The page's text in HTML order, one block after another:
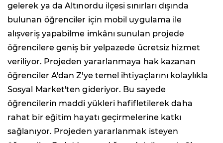
gelerek ya da Altınordu ilçesi sınırları dışında
bulunan öğrenciler için mobil uygulama ile
alışveriş yapabilme imkânı sunulan projede
öğrencilere geniş bir yelpazede ücretsiz hizmet
veriliyor. Projeden yararlanmaya hak kazanan
öğrenciler A'dan Z'ye temel ihtiyaçlarını kolaylıkla
Sosyal Market'ten gideriyor. Bu sayede
öğrencilerin maddi yükleri hafifletilerek daha
rahat bir eğitim hayatı geçirmelerine katkı
sağlanıyor. Projeden yararlanmak isteyen